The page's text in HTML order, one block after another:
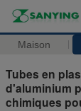
Maison
Tubes en
d'aluminium
chimiques